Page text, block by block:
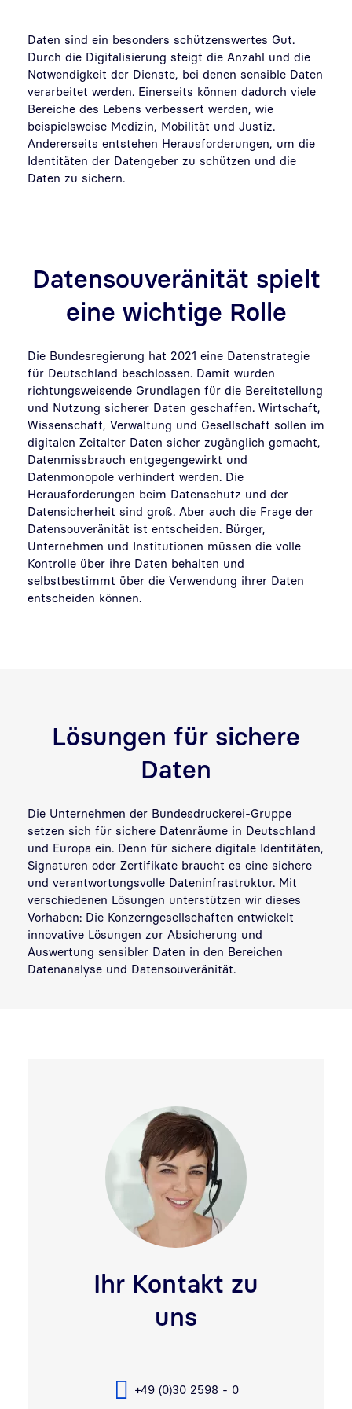
Daten sind ein besonders schützenswertes Gut.
Durch die Digitalisierung steigt die Anzahl und die
Notwendigkeit der Dienste, bei denen sensible Daten
verarbeitet werden. Einerseits können dadurch viele
Bereiche des Lebens verbessert werden, wie
beispielsweise Medizin, Mobilität und Justiz.
Andererseits entstehen Herausforderungen, um die
Identitäten der Datengeber zu schützen und die
Daten zu sichern.
Datensouveränität spielt
eine wichtige Rolle
Die Bundesregierung hat 2021 eine Datenstrategie
für Deutschland beschlossen. Damit wurden
richtungsweisende Grundlagen für die Bereitstellung
und Nutzung sicherer Daten geschaffen. Wirtschaft,
Wissenschaft, Verwaltung und Gesellschaft sollen im
digitalen Zeitalter Daten sicher zugänglich gemacht,
Datenmissbrauch entgegengewirkt und
Datenmonopole verhindert werden. Die
Herausforderungen beim Datenschutz und der
Datensicherheit sind groß. Aber auch die Frage der
Datensouveränität ist entscheiden. Bürger,
Unternehmen und Institutionen müssen die volle
Kontrolle über ihre Daten behalten und
selbstbestimmt über die Verwendung ihrer Daten
entscheiden können.
Lösungen für sichere
Daten
Die Unternehmen der Bundesdruckerei-Gruppe
setzen sich für sichere Datenräume in Deutschland
und Europa ein. Denn für sichere digitale Identitäten,
Signaturen oder Zertifikate braucht es eine sichere
und verantwortungsvolle Dateninfrastruktur. Mit
verschiedenen Lösungen unterstützen wir dieses
Vorhaben: Die Konzerngesellschaften entwickelt
innovative Lösungen zur Absicherung und
Auswertung sensibler Daten in den Bereichen
Datenanalyse und Datensouveränität.
Ihr Kontakt zu
uns
+49 (0)30 2598 - 0